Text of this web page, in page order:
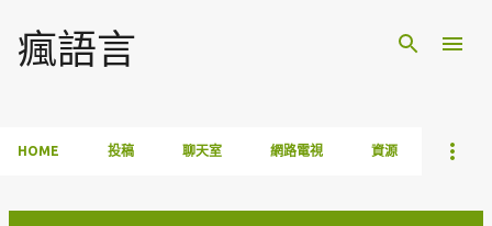
瘋語言
HOME 投稿 聊天室 網路電視 資源